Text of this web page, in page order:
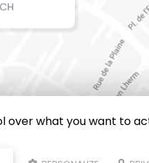
over what you want to